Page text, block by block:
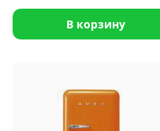
В корзину